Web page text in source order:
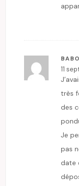
11
très
des
Je
pas
date